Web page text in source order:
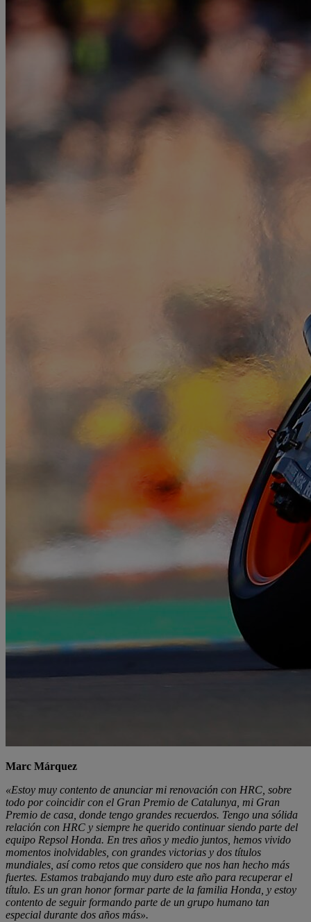
Marc Márquez
«Estoy muy contento de anunciar mi renovación con HRC, sobre
todo por coincidir con el Gran Premio de Catalunya, mi Gran
Premio de casa, donde tengo grandes recuerdos. Tengo una sólida
relación con HRC y siempre he querido continuar siendo parte del
equipo Repsol Honda. En tres años y medio juntos, hemos vivido
momentos inolvidables, con grandes victorias y dos títulos
mundiales, así como retos que considero que nos han hecho más
fuertes. Estamos trabajando muy duro este año para recuperar el
título. Es un gran honor formar parte de la familia Honda, y estoy
contento de seguir formando parte de un grupo humano tan
especial durante dos años más».